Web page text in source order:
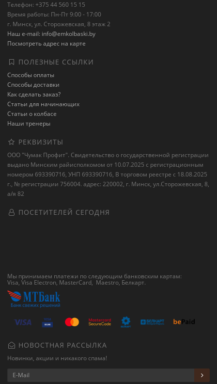
Телефон: +375 44 560 15 15
Время работы: Пн-Пт 9:00 - 17:00
г. Минск, ул. Сторожевская, 8 этаж 2
Наш e-mail: info@emkolbaski.by
Посмотреть адрес на карте
ПОЛЕЗНЫЕ ССЫЛКИ
Способы оплаты
Способы доставки
Как сделать заказ?
Статьи для начинающих
Статьи о колбасе
Наши тренеры
РЕКВИЗИТЫ
ООО "Чумак Профит". Свидетельство о государственной регистрации
выдано Минским райисполкомом от 10.07.2025 с регистрационным
номером 693390716, УНП 693390716, В торговом реестре с 18.08.2025
г., № регистрации 756004. адрес: 220002, г. Минск, ул.Сторожевская, 8,
а/я 82
ПОСЕТИТЕЛЕЙ СЕГОДНЯ
Мы принимаем платежи по следующим банковским картам:
Visa, Visa Electron, MasterCard, Maestro, Белкарт.
НОВОСТНАЯ РАССЫЛКА
Новинки, акции и никакого спама!